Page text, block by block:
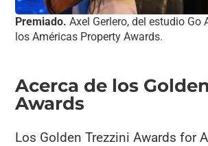
Premiado.Axel Gerlero, del estudio Go
los Américas Property Awards.
Acerca de los
Awards
Los Golden Trezzini Awards for